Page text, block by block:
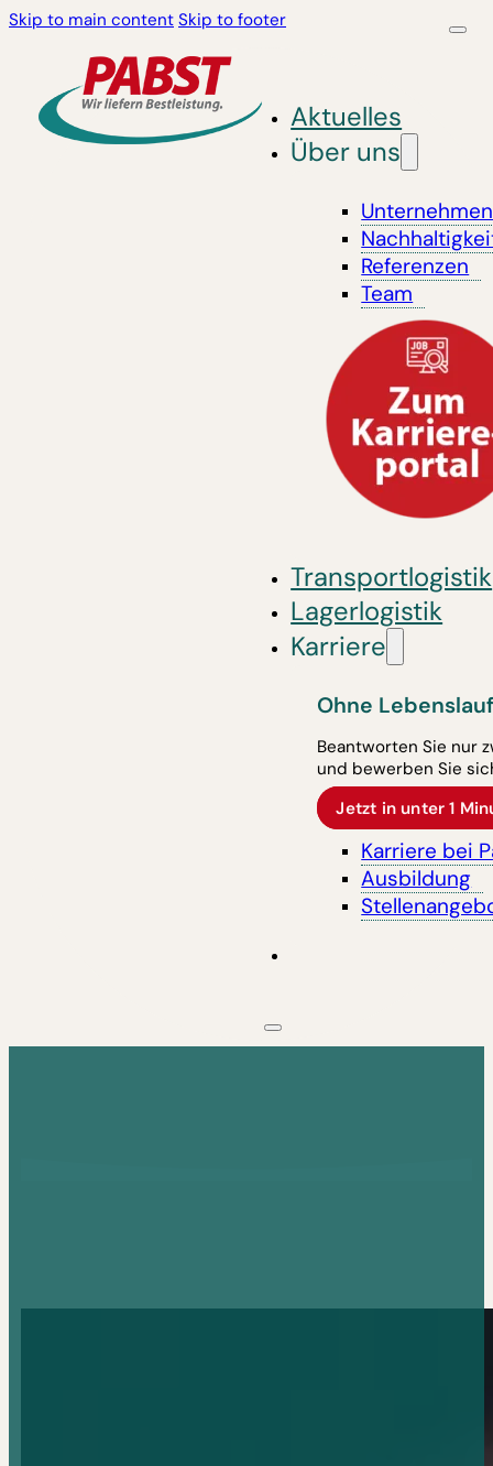
Skip to main content Skip to footer
Aktuelles
Über uns
Unternehmen
Referenzen
Team
Transportlogistik
Lagerlogistik
Karriere
Ohne
Beantworten Sie nur
und bewerben Sie
Jetzt in unter 1
Karriere bei
Ausbildung